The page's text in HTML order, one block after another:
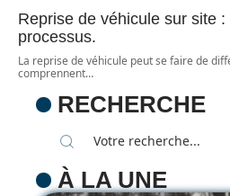
Reprise de véhicule sur site
processus.
La reprise de véhicule peut se faire de
comprennent…
RECHERCHE
À LA UNE